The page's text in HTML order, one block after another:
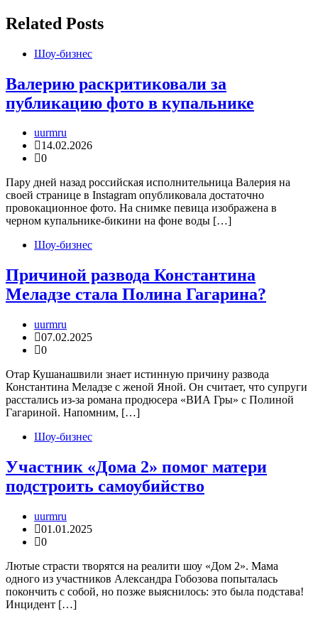
Related Posts
Шоу-бизнес
Валерию раскритиковали за
публикацию фото в купальнике
uurmru
14.02.2026
0
Пару дней назад российская исполнительница Валерия на
своей странице в Instagram опубликовала достаточно
провокационное фото. На снимке певица изображена в
черном купальнике-бикини на фоне воды […]
Шоу-бизнес
Причиной развода Константина
Меладзе стала Полина Гагарина?
uurmru
07.02.2025
0
Отар Кушанашвили знает истинную причину развода
Константина Меладзе с женой Яной. Он считает, что супруги
расстались из-за романа продюсера «ВИА Гры» с Полиной
Гагариной. Напомним, […]
Шоу-бизнес
Участник «Дома 2» помог матери
подстроить самоубийство
uurmru
01.01.2025
0
Лютые страсти творятся на реалити шоу «Дом 2». Мама
одного из участников Александра Гобозова попыталась
покончить с собой, но позже выяснилось: это была подстава!
Инцидент […]